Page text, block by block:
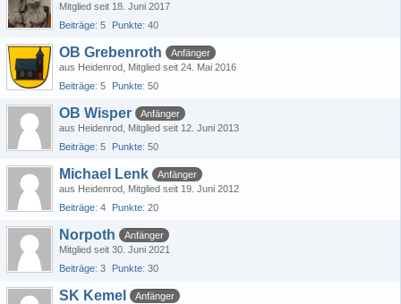
Mitglied seit 18. Juni 2017
Beiträge 5 Punkte 40
OB Grebenroth
Anfänger
aus Heidenrod Mitglied seit 24. Mai 2016
Beiträge 5 Punkte 50
OB Wisper
Anfänger
aus Heidenrod Mitglied seit 12. Juni 2013
Beiträge 5 Punkte 50
Michael Lenk
Anfänger
aus Heidenrod Mitglied seit 19. Juni 2012
Beiträge 4 Punkte 20
Norpoth
Anfänger
Mitglied seit 30. Juni 2021
Beiträge 3 Punkte 30
SK Kemel
Anfänger